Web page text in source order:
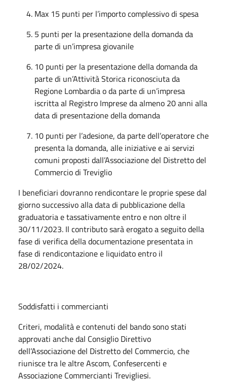
Max 15 punti per l’importo complessivo di spesa
5 punti per la presentazione della domanda da
parte di un’impresa giovanile
10 punti per la presentazione della domanda da
parte di un’Attività Storica riconosciuta da
Regione Lombardia o da parte di un’impresa
iscritta al Registro Imprese da almeno 20 anni alla
data di presentazione della domanda
10 punti per l’adesione, da parte dell’operatore che
presenta la domanda, alle iniziative e ai servizi
comuni proposti dall’Associazione del Distretto del
Commercio di Treviglio
I beneficiari dovranno rendicontare le proprie spese dal
giorno successivo alla data di pubblicazione della
graduatoria e tassativamente entro e non oltre il
30/11/2023. Il contributo sarà erogato a seguito della
fase di verifica della documentazione presentata in
fase di rendicontazione e liquidato entro il
28/02/2024.
Soddisfatti i commercianti
Criteri, modalità e contenuti del bando sono stati
approvati anche dal Consiglio Direttivo
dell’Associazione del Distretto del Commercio, che
riunisce tra le altre Ascom, Confesercenti e
Associazione Commercianti Trevigliesi.